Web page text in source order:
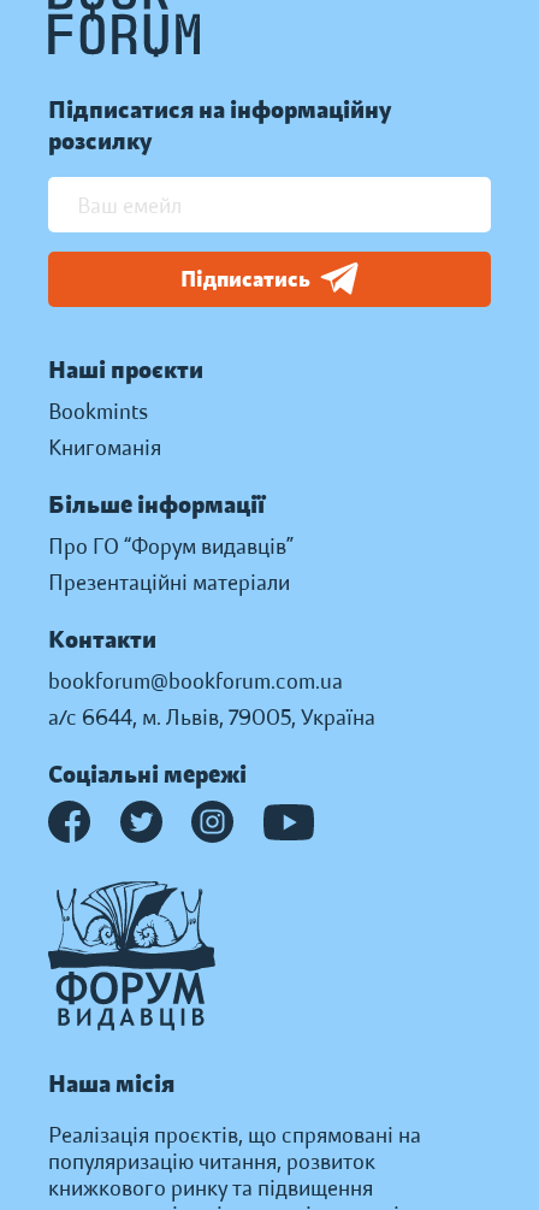
Підписатися на інформаційну
розсилку
Підписатись
Наші проєкти
Bookmints
Книгоманія
Більше інформації
Про ГО “Форум видавців”
Презентаційні матеріали
Контакти
bookforum@bookforum.com.ua
а/с 6644, м. Львів, 79005, Україна
Соціальні мережі
Наша місія
Реалізація проєктів, що спрямовані на
популяризацію читання, розвиток
книжкового ринку та підвищення